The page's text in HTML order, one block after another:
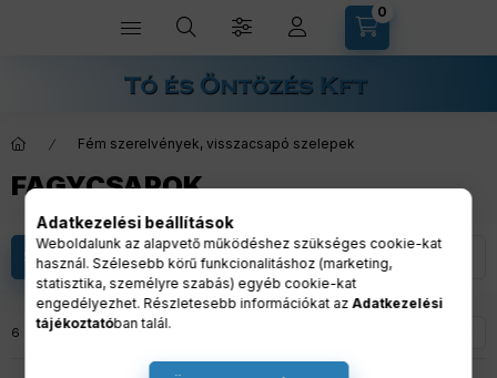
Kosárban lévő
0
Fém szerelvények, visszacsapó szelepek
FAGYCSAPOK
Szűrés
Összes termék a kategóriában
6 termék 1 6
Adatkezelési beállítások
Weboldalunk az alapvető működéshez szükséges cookie-kat
használ. Szélesebb körű funkcionalitáshoz (marketing,
statisztika, személyre szabás) egyéb cookie-kat
engedélyezhet. Részletesebb információkat azAdatkezelési
tájékoztatóban talál.